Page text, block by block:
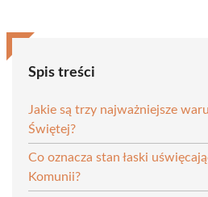
Spis treści
Jakie są trzy najważniejsze
Świętej?
Co oznacza stan łaski
Komunii?